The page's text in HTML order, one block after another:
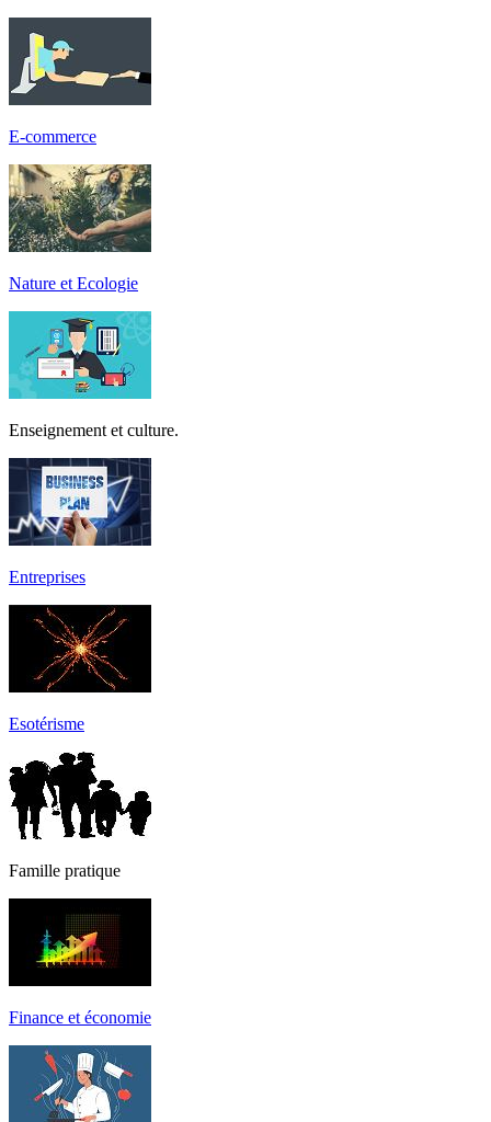
E-commerce
Nature et Ecologie
Enseignement et culture.
Entreprises
Esotérisme
Famille pratique
Finance et économie